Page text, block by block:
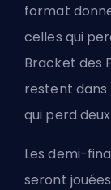
format
celles qui
Bracket des
restent dans
qui perd
Les demi-
seront